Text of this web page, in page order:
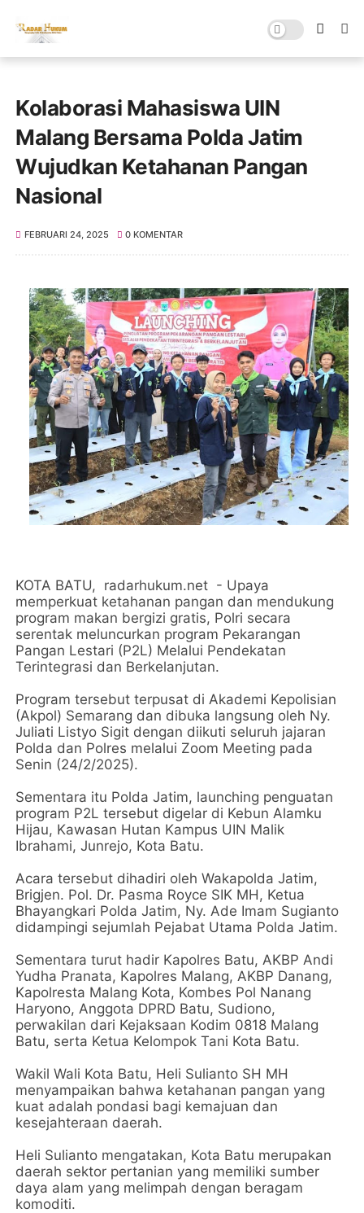
Kolaborasi Mahasiswa UIN
Malang Bersama Polda Jatim
Wujudkan Ketahanan Pangan
Nasional
FEBRUARI 24, 2025 0 KOMENTAR
KOTA BATU, radarhukum.net - Upaya
memperkuat ketahanan pangan dan mendukung
program makan bergizi gratis, Polri secara
serentak meluncurkan program Pekarangan
Pangan Lestari (P2L) Melalui Pendekatan
Terintegrasi dan Berkelanjutan.
Program tersebut terpusat di Akademi Kepolisian
(Akpol) Semarang dan dibuka langsung oleh Ny.
Juliati Listyo Sigit dengan diikuti seluruh jajaran
Polda dan Polres melalui Zoom Meeting pada
Senin (24/2/2025).
Sementara itu Polda Jatim, launching penguatan
program P2L tersebut digelar di Kebun Alamku
Hijau, Kawasan Hutan Kampus UIN Malik
Ibrahami, Junrejo, Kota Batu.
Acara tersebut dihadiri oleh Wakapolda Jatim,
Brigjen. Pol. Dr. Pasma Royce SIK MH, Ketua
Bhayangkari Polda Jatim, Ny. Ade Imam Sugianto
didampingi sejumlah Pejabat Utama Polda Jatim.
Sementara turut hadir Kapolres Batu, AKBP Andi
Yudha Pranata, Kapolres Malang, AKBP Danang,
Kapolresta Malang Kota, Kombes Pol Nanang
Haryono, Anggota DPRD Batu, Sudiono,
perwakilan dari Kejaksaan Kodim 0818 Malang
Batu, serta Ketua Kelompok Tani Kota Batu.
Wakil Wali Kota Batu, Heli Sulianto SH MH
menyampaikan bahwa ketahanan pangan yang
kuat adalah pondasi bagi kemajuan dan
kesejahteraan daerah.
Heli Sulianto mengatakan, Kota Batu merupakan
daerah sektor pertanian yang memiliki sumber
daya alam yang melimpah dengan beragam
komoditi.